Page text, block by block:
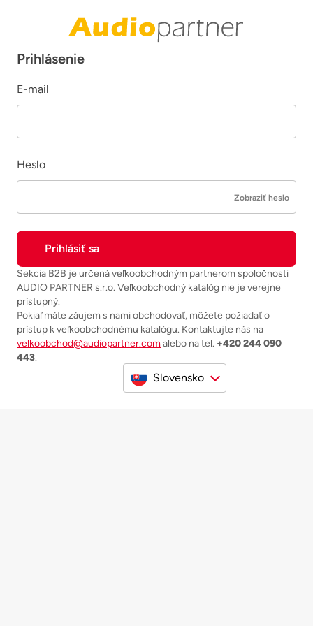
Prihlásenie
E-mail
Heslo
Zobraziť heslo
Sekcia B2B je určená veľkoobchodným partnerom spoločnosti
AUDIO PARTNER s.r.o. Veľkoobchodný katalóg nie je verejne
prístupný.
Pokiaľ máte záujem s nami obchodovať, môžete požiadať o
prístup k veľkoobchodnému katalógu. Kontaktujte nás na
velkoobchod@audiopartner.comalebo na tel. +420 244 090
443.
Slovensko